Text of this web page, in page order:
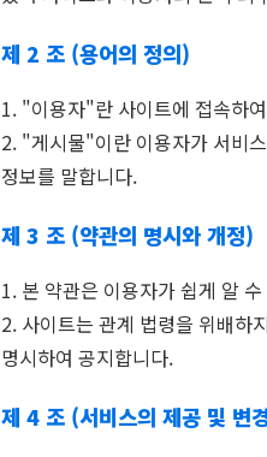
제 2 조 (용어의 정의)
1. "이용자"란 사이트에 접속하
2. "게시물"이란 이용자가 서비
정보를 말합니다.
제 3 조 (약관의 명시와 개정)
1. 본 약관은 이용자가 쉽게 알
2. 사이트는 관계 법령을 위배하
명시하여 공지합니다.
제 4 조 (서비스의 제공 및 변